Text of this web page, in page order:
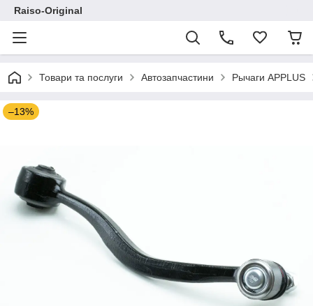
Raiso-Original
Товари та послуги Автозапчастини Рычаги APPLUS
–13%